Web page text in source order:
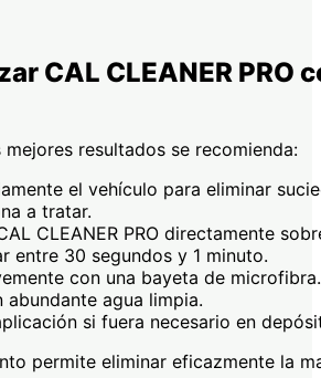
CAL CLEANER PRO
resultados se recomienda:
el vehículo para eliminar
a tratar.
CLEANER PRO directamente
entre 30 segundos y 1 minuto.
con una bayeta de microfibra.
abundante agua limpia.
si fuera necesario en
permite eliminar eficazmente la